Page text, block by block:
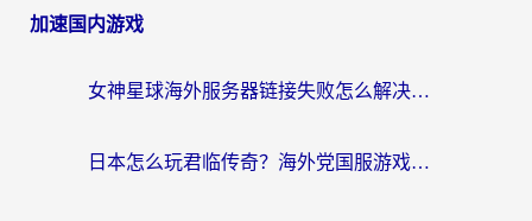
加速国内游戏
女神星球海外服务器链接失败怎么解决？海外党国服游戏加速避坑指南
日本怎么玩君临传奇？海外党国服游戏加速避坑指南（附菲律宾欧洲玩家实测）